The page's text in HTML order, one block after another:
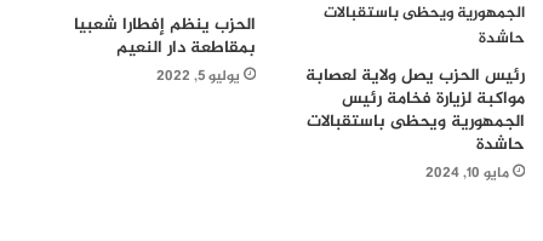
رئيس الحزب يصل ولاية لعصابة
مواكبة لزيارة فخامة رئيس
الجمهورية ويحظى باستقبالات
حاشدة
مايو 10, 2024
الحزب ينظم إفطارا شعبيا
بمقاطعة دار النعيم
يوليو 5, 2022